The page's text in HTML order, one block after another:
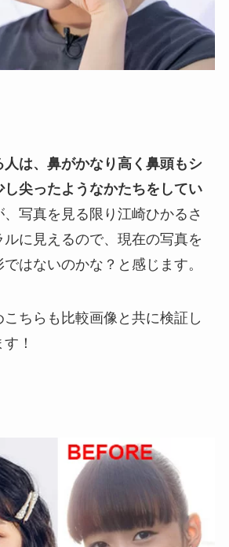
は、鼻がかなり高く鼻頭もシ
し尖ったようなかたちをしてい
、写真を見る限り江崎ひかるさ
に見えるので、現在の写真を
はないのかな？と感じます。
ちらも比較画像と共に検証し
！